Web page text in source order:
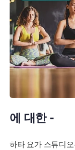
에 대한 -
하타 요가 스튜디